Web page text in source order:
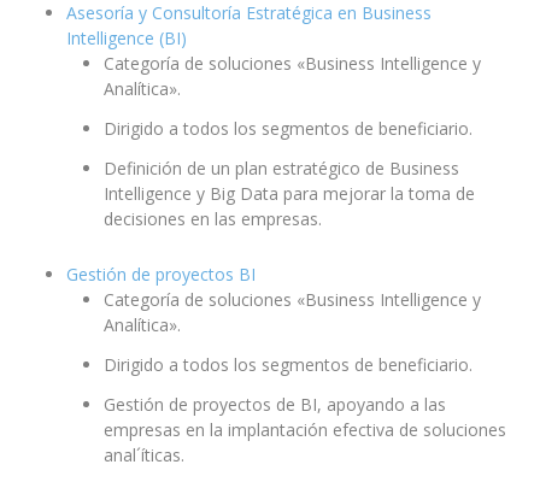
Asesoría y Consultoría Estratégica en Business
Intelligence (BI)
Categoría de soluciones «Business Intelligence y
Analítica».
Dirigido a todos los segmentos de beneficiario.
Definición de un plan estratégico de Business
Intelligence y Big Data para mejorar la toma de
decisiones en las empresas.
Gestión de proyectos BI
Categoría de soluciones «Business Intelligence y
Analítica».
Dirigido a todos los segmentos de beneficiario.
Gestión de proyectos de BI, apoyando a las
empresas en la implantación efectiva de soluciones
anal´íticas.